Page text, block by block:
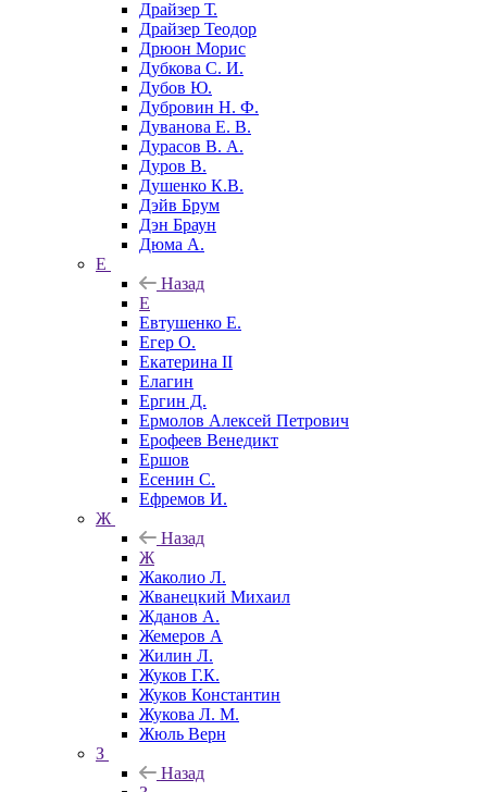
Драйзер Т.
Драйзер Теодор
Дрюон Морис
Дубкова С. И.
Дубов Ю.
Дубровин Н. Ф.
Дуванова Е. В.
Дурасов В. А.
Дуров В.
Душенко К.В.
Дэйв Брум
Дэн Браун
Дюма А.
Е
Назад
Е
Евтушенко Е.
Егер О.
Екатерина II
Елагин
Ергин Д.
Ермолов Алексей Петрович
Ерофеев Венедикт
Ершов
Есенин С.
Ефремов И.
Ж
Назад
Ж
Жаколио Л.
Жванецкий Михаил
Жданов А.
Жемеров А
Жилин Л.
Жуков Г.К.
Жуков Константин
Жукова Л. М.
Жюль Верн
З
Назад